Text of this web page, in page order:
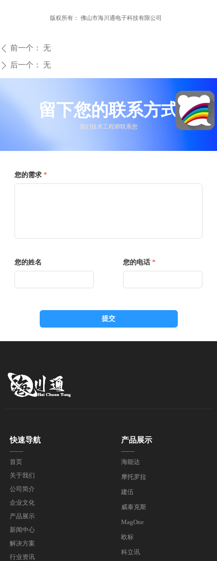
ꄴ 前一个： 无
ꄲ 后一个： 无
留下您的联系方式
我们技术工程师联系您
您的需求 *
您的姓名 您的电话 *
提交
版权所有： 佛山市海川通电子科技有限公司
快速导航
——
首页
关于我们
公司简介
企业文化
产品展示
新闻中心
解决方案
行业资讯
海能达
摩托罗拉
建伍
威泰克斯
MagOne
欧标
科立讯
产品展示
——